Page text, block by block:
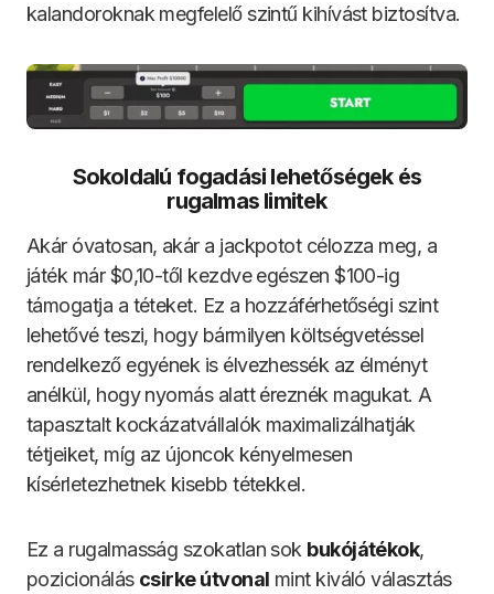
kalandoroknak megfelelő szintű kihívást biztosítva.
Sokoldalú fogadási lehetőségek és
rugalmas limitek
Akár óvatosan, akár a jackpotot célozza meg, a
játék már $0,10-től kezdve egészen $100-ig
támogatja a téteket. Ez a hozzáférhetőségi szint
lehetővé teszi, hogy bármilyen költségvetéssel
rendelkező egyének is élvezhessék az élményt
anélkül, hogy nyomás alatt éreznék magukat. A
tapasztalt kockázatvállalók maximalizálhatják
tétjeiket, míg az újoncok kényelmesen
kísérletezhetnek kisebb tétekkel.
Ez a rugalmasság szokatlan sok bukójátékok,
pozicionálás csirke útvonal mint kiváló választás